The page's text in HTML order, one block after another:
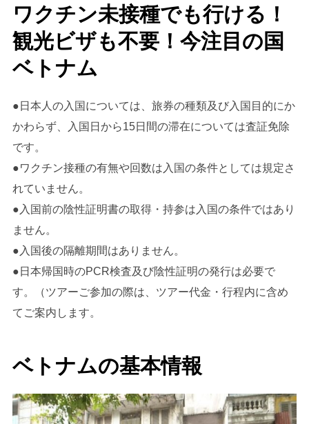
ワクチン未接種でも行ける！
観光ビザも不要！今注目の国
ベトナム
●日本人の入国については、旅券の種類及び入国目的にか
かわらず、入国日から15日間の滞在については査証免除
です。
●ワクチン接種の有無や回数は入国の条件としては規定さ
れていません。
●入国前の陰性証明書の取得・持参は入国の条件ではあり
ません。
●入国後の隔離期間はありません。
●日本帰国時のPCR検査及び陰性証明の発行は必要で
す。（ツアーご参加の際は、ツアー代金・行程内に含め
てご案内します。
ベトナムの基本情報